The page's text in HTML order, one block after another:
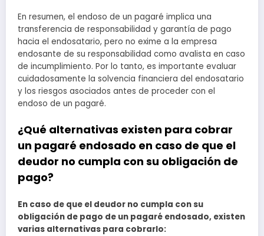
En resumen, el endoso de un pagaré implica una
transferencia de responsabilidad y garantía de pago
hacia el endosatario, pero no exime a la empresa
endosante de su responsabilidad como avalista en caso
de incumplimiento. Por lo tanto, es importante evaluar
cuidadosamente la solvencia financiera del endosatario
y los riesgos asociados antes de proceder con el
endoso de un pagaré.
¿Qué alternativas existen para cobrar
un pagaré endosado en caso de que el
deudor no cumpla con su obligación de
pago?
En caso de que el deudor no cumpla con su
obligación de pago de un pagaré endosado, existen
varias alternativas para cobrarlo: